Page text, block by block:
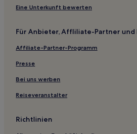
Szprotawa Hotels
Kreis Żary: Hotels
Hotels nahe Botanischer Garten
Woiwodschaft Lebus: Hotels
Landkreis Świebodzin: Hotels
Eine Unterkunft bewerten
Für Anbieter, Affliliate-Partner und
Affiliate-Partner-Programm
Presse
Bei uns werben
Reiseveranstalter
Richtlinien